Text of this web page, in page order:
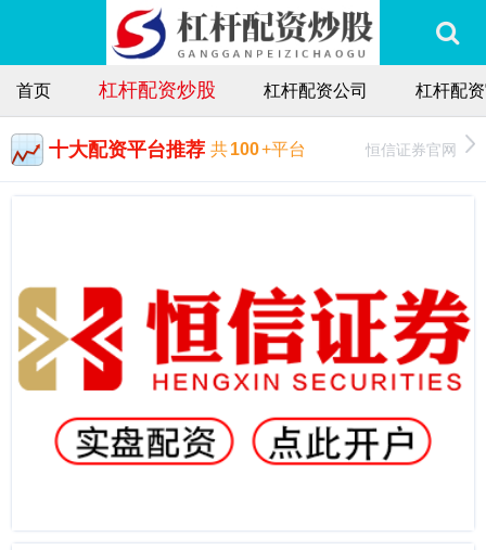
首页 杠杆配资炒股 杠杆配资公司 杠杆配
十大配资平台推荐 共100+平台 恒信证券官网